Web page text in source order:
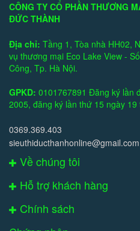
CÔNG TY CỔ PHẦN THƯƠNG
ĐỨC THÀNH
Địa chỉ: Tầng 1, Tòa nhà HH02,
vụ thương mại Eco Lake View -
Công, Tp. Hà Nội.
GPKD: 0101767891 Đăng ký lần
2005, đăng ký lần thứ 15 ngày
0369.369.403
sieuthiducthanhonline@gmail.com
Về chúng tôi
Hỗ trợ khách hàng
Chính sách